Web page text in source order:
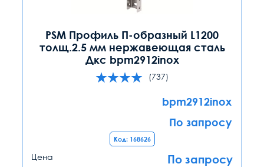
PSM Профиль П-образный L1200
толщ.2.5 мм нержавеющая сталь
Дкс bpm2912inox
(737)
bpm2912inox
По запросу
Код: 168626
Цена По запросу